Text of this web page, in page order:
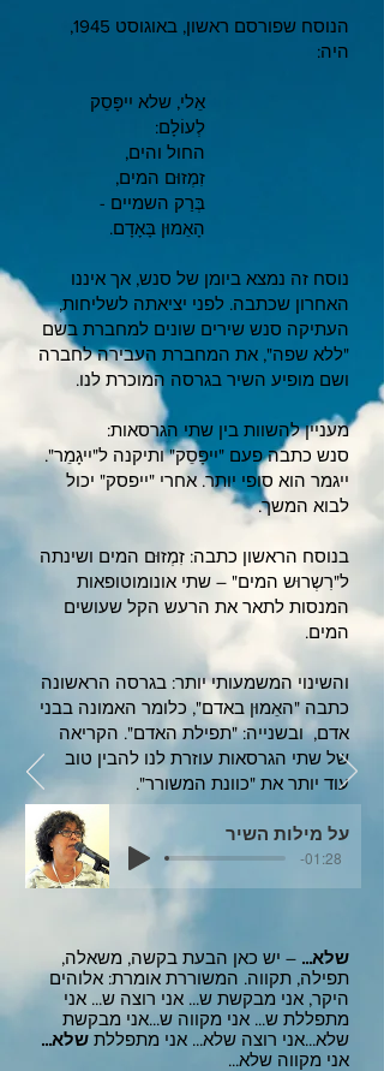
הנוסח שפורסם ראשון, באוגוסט 1945,
היה:
אֵלי, שלא יִיפָּסֵק
לְעוֹלָם:
החול והים,
זִמְזוּם המים,
בְּרַק השמיים -
הָאֵמוּן בָּאָדָם.
נוסח זה נמצא ביומן של סנש, אך איננו
האחרון שכתבה. לפני יציאתה לשליחות,
העתיקה סנש שירים שונים למחברת בשם
"ללא שפה", את המחברת העבירה לחברה
ושם מופיע השיר בגרסה המוכרת לנו.
מעניין להשוות בין שתי הגרסאות:
סנש כתבה פעם "יִיפָּסֵק" ותיקנה ל"יִיגָמֵר".
ייגמר הוא סופי יותר. אחרי "ייפסק" יכול
לבוא המשך.
בנוסח הראשון כתבה: זִמְזוּם המים ושינתה
ל"רִשְרוּש המים" – שתי אונומוטופאות
המנסות לתאר את הרעש הקל שעושים
המים.
והשינוי המשמעותי יותר: בגרסה הראשונה
כתבה "האֵמוּן באדם", כלומר האמונה בבני
אדם, ובשנייה: "תפילת האדם". הקריאה
של שתי הגרסאות עוזרת לנו להבין טוב
עוד יותר את "כוונת המשורר".
על מילות השיר
שלא... – יש כאן הבעת בקשה, משאלה,
תפילה, תקווה. המשוררת אומרת: אלוהים
היקר, אני מבקשת ש... אני רוצה ש... אני
מתפללת ש... אני מקווה ש...אני מבקשת
שלא...אני רוצה שלא... אני מתפללת שלא...
אני מקווה שלא...
-01:28